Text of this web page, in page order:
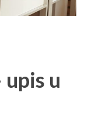
upis u